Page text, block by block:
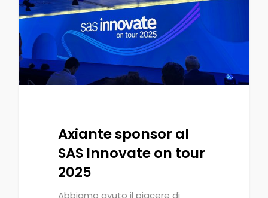
Axiante sponsor al
SAS Innovate on tour
2025
Abbiamo avuto il piacere di